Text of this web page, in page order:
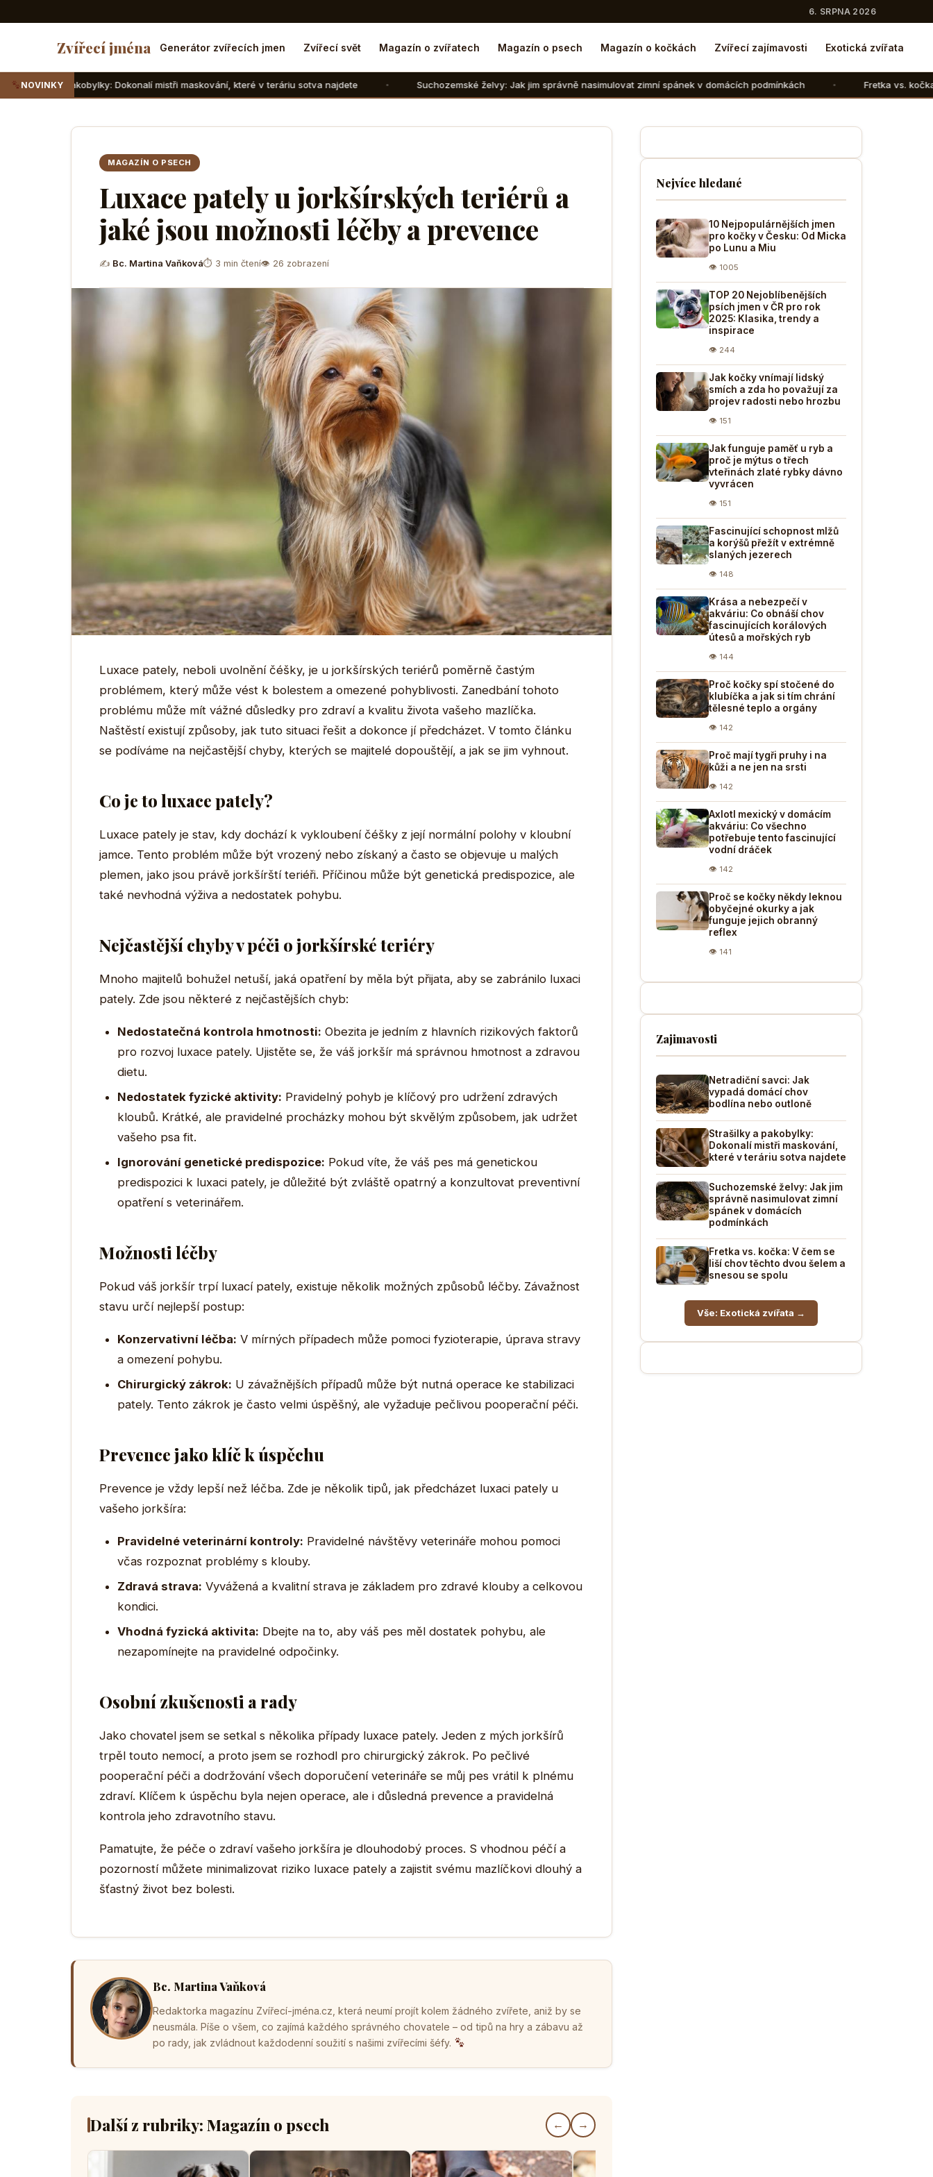
6. SRPNA 2026
Zvířecí jména Generátor zvířecích jmen Zvířecí svět Magazín o zvířatech Magazín o psech Magazín o kočkách Zvířecí zajímavosti Exotická zvířata
NOVINKY
Dokonalí mistři maskování, které v teráriu sotva najdete Suchozemské želvy: Jak jim správně nasimulovat zimní spánek v domácích podmínkách Fretka vs. kočka: V čem se liší
MAGAZÍN O PSECH
Luxace pately u jorkšírských teriérů a
jaké jsou možnosti léčby a prevence
✍ Bc. Martina Vaňková⏱ 3 min čtení👁 26 zobrazení
Luxace pately, neboli uvolnění čéšky, je u jorkšírských teriérů poměrně častým
problémem, který může vést k bolestem a omezené pohyblivosti. Zanedbání tohoto
problému může mít vážné důsledky pro zdraví a kvalitu života vašeho mazlíčka.
Naštěstí existují způsoby, jak tuto situaci řešit a dokonce jí předcházet. V tomto článku
se podíváme na nejčastější chyby, kterých se majitelé dopouštějí, a jak se jim vyhnout.
Co je to luxace pately?
Luxace pately je stav, kdy dochází k vykloubení čéšky z její normální polohy v kloubní
jamce. Tento problém může být vrozený nebo získaný a často se objevuje u malých
plemen, jako jsou právě jorkšírští teriéři. Příčinou může být genetická predispozice, ale
také nevhodná výživa a nedostatek pohybu.
Nejčastější chyby v péči o jorkšírské teriéry
Mnoho majitelů bohužel netuší, jaká opatření by měla být přijata, aby se zabránilo luxaci
pately. Zde jsou některé z nejčastějších chyb:
Nedostatečná kontrola hmotnosti: Obezita je jedním z hlavních rizikových faktorů
pro rozvoj luxace pately. Ujistěte se, že váš jorkšír má správnou hmotnost a zdravou
dietu.
Nedostatek fyzické aktivity: Pravidelný pohyb je klíčový pro udržení zdravých
kloubů. Krátké, ale pravidelné procházky mohou být skvělým způsobem, jak udržet
vašeho psa fit.
Ignorování genetické predispozice: Pokud víte, že váš pes má genetickou
predispozici k luxaci pately, je důležité být zvláště opatrný a konzultovat preventivní
opatření s veterinářem.
Možnosti léčby
Pokud váš jorkšír trpí luxací pately, existuje několik možných způsobů léčby. Závažnost
stavu určí nejlepší postup:
Konzervativní léčba: V mírných případech může pomoci fyzioterapie, úprava stravy
a omezení pohybu.
Chirurgický zákrok: U závažnějších případů může být nutná operace ke stabilizaci
pately. Tento zákrok je často velmi úspěšný, ale vyžaduje pečlivou pooperační péči.
Prevence jako klíč k úspěchu
Prevence je vždy lepší než léčba. Zde je několik tipů, jak předcházet luxaci pately u
vašeho jorkšíra:
Pravidelné veterinární kontroly: Pravidelné návštěvy veterináře mohou pomoci
včas rozpoznat problémy s klouby.
Zdravá strava: Vyvážená a kvalitní strava je základem pro zdravé klouby a celkovou
kondici.
Vhodná fyzická aktivita: Dbejte na to, aby váš pes měl dostatek pohybu, ale
nezapomínejte na pravidelné odpočinky.
Osobní zkušenosti a rady
Jako chovatel jsem se setkal s několika případy luxace pately. Jeden z mých jorkšírů
trpěl touto nemocí, a proto jsem se rozhodl pro chirurgický zákrok. Po pečlivé
pooperační péči a dodržování všech doporučení veterináře se můj pes vrátil k plnému
zdraví. Klíčem k úspěchu byla nejen operace, ale i důsledná prevence a pravidelná
kontrola jeho zdravotního stavu.
Pamatujte, že péče o zdraví vašeho jorkšíra je dlouhodobý proces. S vhodnou péčí a
pozorností můžete minimalizovat riziko luxace pately a zajistit svému mazlíčkovi dlouhý a
šťastný život bez bolesti.
Bc. Martina Vaňková
Redaktorka magazínu Zvířecí-jména.cz, která neumí projít kolem žádného zvířete, aniž by se
neusmála. Píše o všem, co zajímá každého správného chovatele – od tipů na hry a zábavu až
po rady, jak zvládnout každodenní soužití s našimi zvířecími šéfy.
Další z rubriky: Magazín o psech ← →
Nejvíce hledané
10 Nejpopulárnějších jmen
pro kočky v Česku: Od Micka
po Lunu a Miu
👁 1005
TOP 20 Nejoblíbenějších
psích jmen v ČR pro rok
2025: Klasika, trendy a
inspirace
👁 244
Jak kočky vnímají lidský
smích a zda ho považují za
projev radosti nebo hrozbu
👁 151
Jak funguje paměť u ryb a
proč je mýtus o třech
vteřinách zlaté rybky dávno
vyvrácen
👁 151
Fascinující schopnost mlžů
a korýšů přežít v extrémně
slaných jezerech
👁 148
Krása a nebezpečí v
akváriu: Co obnáší chov
fascinujících korálových
útesů a mořských ryb
👁 144
Proč kočky spí stočené do
klubíčka a jak si tím chrání
tělesné teplo a orgány
👁 142
Proč mají tygři pruhy i na
kůži a ne jen na srsti
👁 142
Axlotl mexický v domácím
akváriu: Co všechno
potřebuje tento fascinující
vodní dráček
👁 142
Proč se kočky někdy leknou
obyčejné okurky a jak
funguje jejich obranný
reflex
👁 141
Zajimavosti
Netradiční savci: Jak
vypadá domácí chov
bodlína nebo outloně
Strašilky a pakobylky:
Dokonalí mistři maskování,
které v teráriu sotva najdete
Suchozemské želvy: Jak jim
správně nasimulovat zimní
spánek v domácích
podmínkách
Fretka vs. kočka: V čem se
liší chov těchto dvou šelem a
snesou se spolu
Vše: Exotická zvířata →